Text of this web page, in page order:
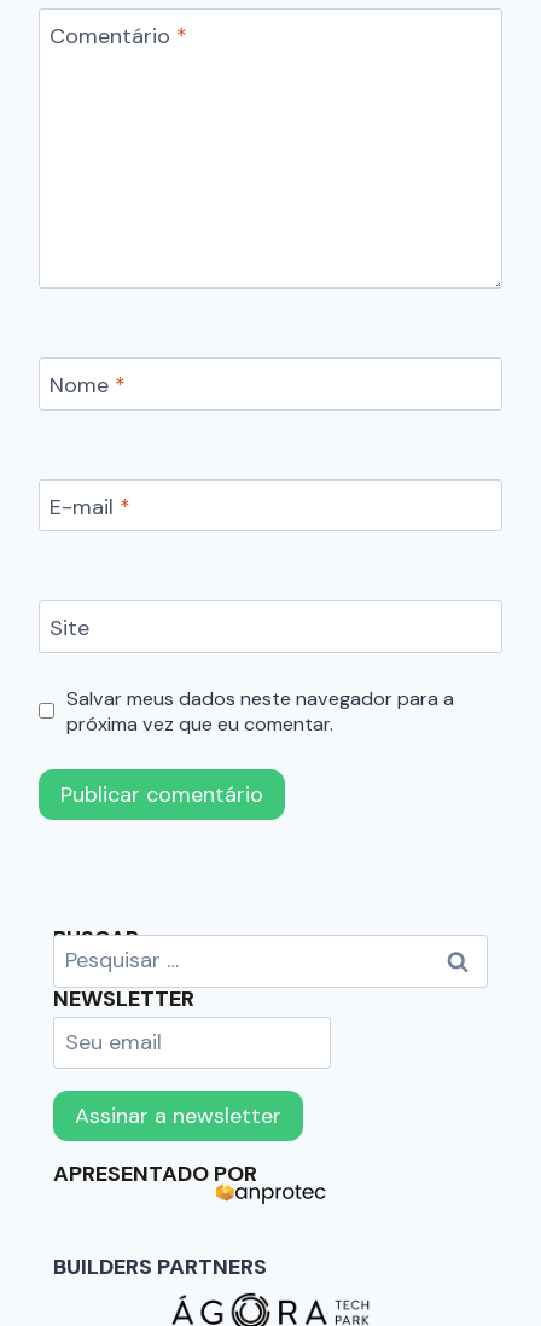
Comentário *
Nome *
E-mail *
Site
Salvar meus dados neste navegador para a
próxima vez que eu comentar.
BUSCAR
NEWSLETTER
APRESENTADO POR
BUILDERS PARTNERS